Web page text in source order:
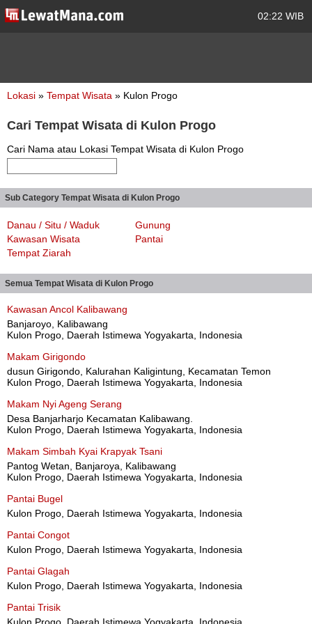
02:22 WIB
Lokasi » Tempat Wisata » Kulon Progo
Cari Tempat Wisata di Kulon Progo
Cari Nama atau Lokasi Tempat Wisata di Kulon Progo
Sub Category Tempat Wisata di Kulon Progo
Danau / Situ / Waduk
Gunung
Kawasan Wisata
Pantai
Tempat Ziarah
Semua Tempat Wisata di Kulon Progo
Kawasan Ancol Kalibawang
Banjaroyo, Kalibawang
Kulon Progo, Daerah Istimewa Yogyakarta, Indonesia
Makam Girigondo
dusun Girigondo, Kalurahan Kaligintung, Kecamatan Temon
Kulon Progo, Daerah Istimewa Yogyakarta, Indonesia
Makam Nyi Ageng Serang
Desa Banjarharjo Kecamatan Kalibawang.
Kulon Progo, Daerah Istimewa Yogyakarta, Indonesia
Makam Simbah Kyai Krapyak Tsani
Pantog Wetan, Banjaroya, Kalibawang
Kulon Progo, Daerah Istimewa Yogyakarta, Indonesia
Pantai Bugel
Kulon Progo, Daerah Istimewa Yogyakarta, Indonesia
Pantai Congot
Kulon Progo, Daerah Istimewa Yogyakarta, Indonesia
Pantai Glagah
Kulon Progo, Daerah Istimewa Yogyakarta, Indonesia
Pantai Trisik